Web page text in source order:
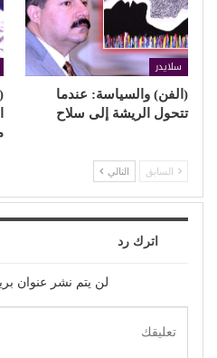
سلايدر
(الفن) والسياسة: عندما
تتحول الريشة إلى سلاح
السابق التالي
اترك رد
لن يتم نشر عنوان